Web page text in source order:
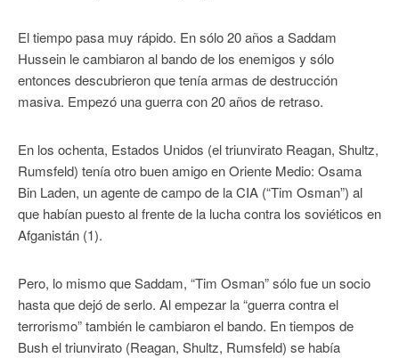
El tiempo pasa muy rápido. En sólo 20 años a Saddam
Hussein le cambiaron al bando de los enemigos y sólo
entonces descubrieron que tenía armas de destrucción
masiva. Empezó una guerra con 20 años de retraso.
En los ochenta, Estados Unidos (el triunvirato Reagan, Shultz,
Rumsfeld) tenía otro buen amigo en Oriente Medio: Osama
Bin Laden, un agente de campo de la CIA (“Tim Osman”) al
que habían puesto al frente de la lucha contra los soviéticos en
Afganistán (1).
Pero, lo mismo que Saddam, “Tim Osman” sólo fue un socio
hasta que dejó de serlo. Al empezar la “guerra contra el
terrorismo” también le cambiaron el bando. En tiempos de
Bush el triunvirato (Reagan, Shultz, Rumsfeld) se había